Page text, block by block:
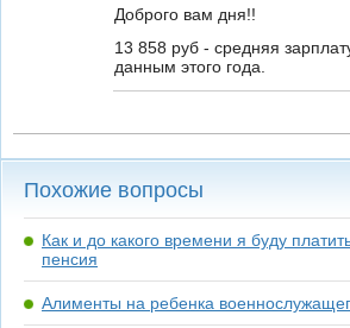
Доброго вам дня!!
13 858 руб - средняя
данным этого года.
Похожие вопросы
Как и до какого времени я буду
пенсия
Алименты на ребенка